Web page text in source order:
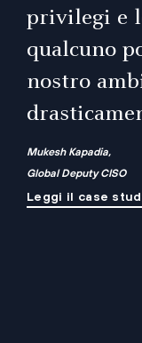
privilegi e
qualcuno
nostro
Mukesh Kapadia,
Global Deputy CISO
Leggi il case